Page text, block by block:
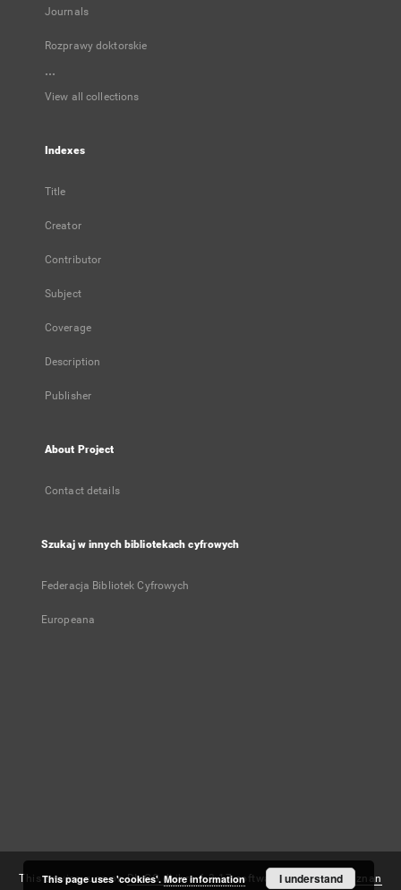
Journals
Rozprawy doktorskie
...
View all collections
Indexes
Title
Creator
Contributor
Subject
Coverage
Description
Publisher
About Project
Contact details
Szukaj w innych bibliotekach cyfrowych
Federacja Bibliotek Cyfrowych
Europeana
This service runs onDInGO dLibra 6.3.17software created byPoznan
This page uses 'cookies'. More information I understand